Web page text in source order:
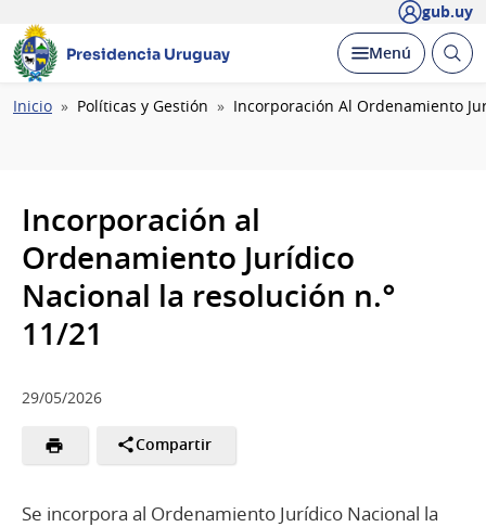
gub.uy
Presidencia Uruguay Desplegar
Menú Abrir
Ruta
Inicio Políticas y Gestión Incorporación Al Ordenamiento
Incorporación al
Ordenamiento Jurídico
Nacional la resolución n.°
11/21
29/05/2026
Compartir
Se incorpora al Ordenamiento Jurídico Nacional la